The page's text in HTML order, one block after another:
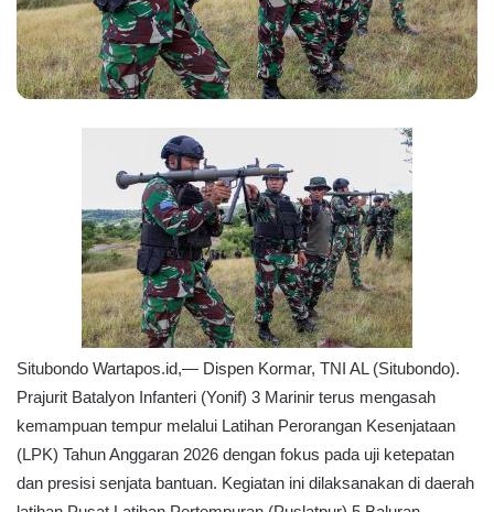
Situbondo Wartapos.id,— Dispen Kormar, TNI AL (Situbondo).
Prajurit Batalyon Infanteri (Yonif) 3 Marinir terus mengasah
kemampuan tempur melalui Latihan Perorangan Kesenjataan
(LPK) Tahun Anggaran 2026 dengan fokus pada uji ketepatan
dan presisi senjata bantuan. Kegiatan ini dilaksanakan di daerah